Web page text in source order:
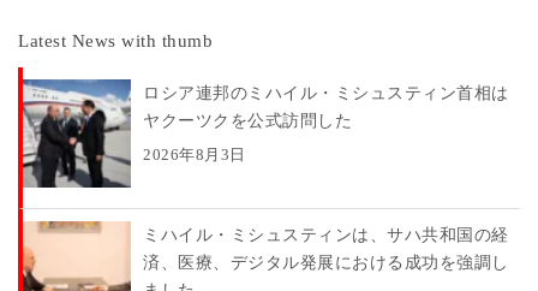
Latest News with thumb
ロシア連邦のミハイル・ミシュスティン首相は
ヤクーツクを公式訪問した
2026年8月3日
ミハイル・ミシュスティンは、サハ共和国の経
済、医療、デジタル発展における成功を強調し